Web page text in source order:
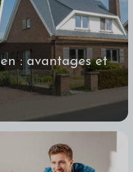
: avantages et